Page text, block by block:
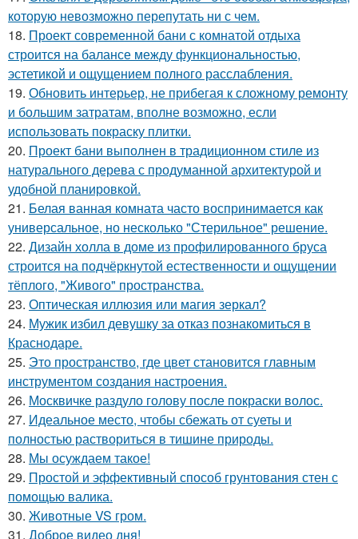
которую невозможно перепутать ни с чем.
18. Проект современной бани с комнатой отдыха
строится на балансе между функциональностью,
эстетикой и ощущением полного расслабления.
19. Обновить интерьер, не прибегая к сложному ремонту
и большим затратам, вполне возможно, если
использовать покраску плитки.
20. Проект бани выполнен в традиционном стиле из
натурального дерева с продуманной архитектурой и
удобной планировкой.
21. Белая ванная комната часто воспринимается как
универсальное, но несколько "Стерильное" решение.
22. Дизайн холла в доме из профилированного бруса
строится на подчёркнутой естественности и ощущении
тёплого, "Живого" пространства.
23. Оптическая иллюзия или магия зеркал?
24. Мужик избил девушку за отказ познакомиться в
Краснодаре.
25. Это пространство, где цвет становится главным
инструментом создания настроения.
26. Москвичке раздуло голову после покраски волос.
27. Идеальное место, чтобы сбежать от суеты и
полностью раствориться в тишине природы.
28. Мы осуждаем такое!
29. Простой и эффективный способ грунтования стен с
помощью валика.
30. Животные VS гром.
31. Доброе видео дня!